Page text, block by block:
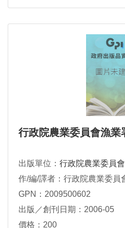
行政院農業委員會漁業
出版單位： 行政院農業委員
作/編/譯者：行政院農業委員
GPN：2009500602
出版／創刊日期：2006-05
價格：200